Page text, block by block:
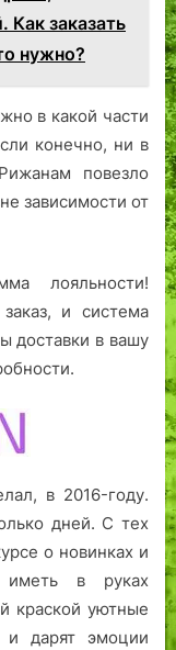
заказать
нужно?
в какой части
конечно, ни в
повезло
зависимости от
лояльности!
и система
доставки в вашу
в 2016-году.
дней. С тех
о новинках и
иметь в руках
краской уютные
и дарят эмоции